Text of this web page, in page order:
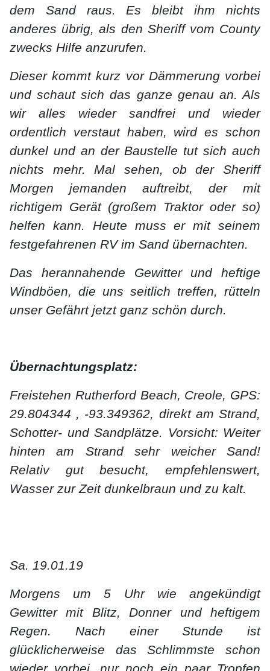
dem Sand raus. Es bleibt ihm nichts
anderes übrig, als den Sheriff vom County
zwecks Hilfe anzurufen.
Dieser kommt kurz vor Dämmerung vorbei
und schaut sich das ganze genau an. Als
wir alles wieder sandfrei und wieder
ordentlich verstaut haben, wird es schon
dunkel und an der Baustelle tut sich auch
nichts mehr. Mal sehen, ob der Sheriff
Morgen jemanden auftreibt, der mit
richtigem Gerät (großem Traktor oder so)
helfen kann. Heute muss er mit seinem
festgefahrenen RV im Sand übernachten.
Das herannahende Gewitter und heftige
Windböen, die uns seitlich treffen, rütteln
unser Gefährt jetzt ganz schön durch.
Übernachtungsplatz:
Freistehen Rutherford Beach, Creole, GPS:
29.804344 , -93.349362, direkt am Strand,
Schotter- und Sandplätze. Vorsicht: Weiter
hinten am Strand sehr weicher Sand!
Relativ gut besucht, empfehlenswert,
Wasser zur Zeit dunkelbraun und zu kalt.
Sa. 19.01.19
Morgens um 5 Uhr wie angekündigt
Gewitter mit Blitz, Donner und heftigem
Regen. Nach einer Stunde ist
glücklicherweise das Schlimmste schon